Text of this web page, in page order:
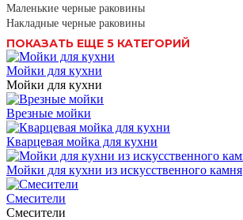
Маленькие черные раковины
Накладные черные раковины
ПОКАЗАТЬ ЕЩЕ 5 КАТЕГОРИЙ
Мойки для кухни
Мойки для кухни
Врезные мойки
Кварцевая мойка для кухни
Мойки для кухни из искусственного камня
Смесители
Смесители